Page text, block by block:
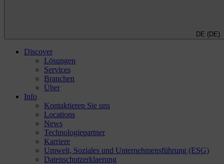
DE (DE)
Discover
Lösungen
Services
Branchen
Über
Info
Kontaktieren Sie uns
Locations
News
Technologiepartner
Karriere
Umwelt, Soziales und Unternehmensführung (ESG)
Datenschutzerklaerung